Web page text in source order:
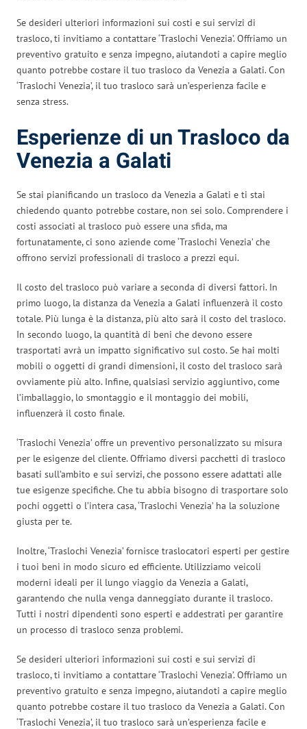
Se desideri ulteriori informazioni sui costi e sui servizi di
trasloco, ti invitiamo a contattare ‘Traslochi Venezia’. Offriamo un
preventivo gratuito e senza impegno, aiutandoti a capire meglio
quanto potrebbe costare il tuo trasloco da Venezia a Galati. Con
‘Traslochi Venezia’, il tuo trasloco sarà un’esperienza facile e
senza stress.
Esperienze di un Trasloco da
Venezia a Galati
Se stai pianificando un trasloco da Venezia a Galati e ti stai
chiedendo quanto potrebbe costare, non sei solo. Comprendere i
costi associati al trasloco può essere una sfida, ma
fortunatamente, ci sono aziende come ‘Traslochi Venezia’ che
offrono servizi professionali di trasloco a prezzi equi.
Il costo del trasloco può variare a seconda di diversi fattori. In
primo luogo, la distanza da Venezia a Galati influenzerà il costo
totale. Più lunga è la distanza, più alto sarà il costo del trasloco.
In secondo luogo, la quantità di beni che devono essere
trasportati avrà un impatto significativo sul costo. Se hai molti
mobili o oggetti di grandi dimensioni, il costo del trasloco sarà
ovviamente più alto. Infine, qualsiasi servizio aggiuntivo, come
l’imballaggio, lo smontaggio e il montaggio dei mobili,
influenzerà il costo finale.
‘Traslochi Venezia’ offre un preventivo personalizzato su misura
per le esigenze del cliente. Offriamo diversi pacchetti di trasloco
basati sull’ambito e sui servizi, che possono essere adattati alle
tue esigenze specifiche. Che tu abbia bisogno di trasportare solo
pochi oggetti o l’intera casa, ‘Traslochi Venezia’ ha la soluzione
giusta per te.
Inoltre, ‘Traslochi Venezia’ fornisce traslocatori esperti per gestire
i tuoi beni in modo sicuro ed efficiente. Utilizziamo veicoli
moderni ideali per il lungo viaggio da Venezia a Galati,
garantendo che nulla venga danneggiato durante il trasloco.
Tutti i nostri dipendenti sono esperti e addestrati per garantire
un processo di trasloco senza problemi.
Se desideri ulteriori informazioni sui costi e sui servizi di
trasloco, ti invitiamo a contattare ‘Traslochi Venezia’. Offriamo un
preventivo gratuito e senza impegno, aiutandoti a capire meglio
quanto potrebbe costare il tuo trasloco da Venezia a Galati. Con
‘Traslochi Venezia’, il tuo trasloco sarà un’esperienza facile e